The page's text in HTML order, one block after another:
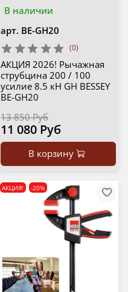
В наличии
арт. BE-GH20
(0)
АКЦИЯ 2026! Рычажная
струбцина 200 / 100
усилие 8.5 кН GH BESSEY
BE-GH20
13 850 Руб
11 080 Руб
В корзину
АКЦИЯ! -20%